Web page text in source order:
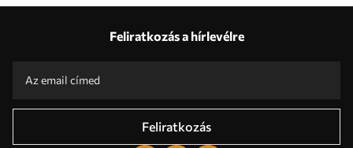
Feliratkozás a hírlevélre
Feliratkozás